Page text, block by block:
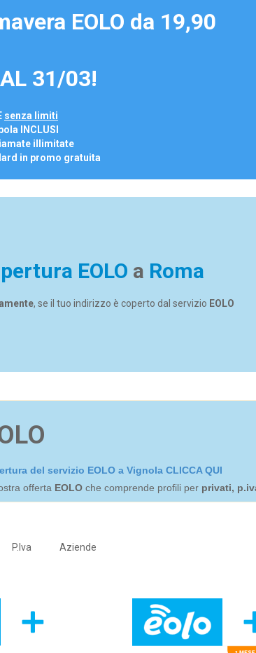
EOLO da 19,90
31/03!
senza limiti
INCLUSI
illimitate
in promo gratuita
EOLO a Roma
, se il tuo indirizzo è coperto dal servizio EOLO
del servizio EOLO a Vignola CLICCA QUI
offerta EOLO che comprende profili per privati,
P.Iva Aziende